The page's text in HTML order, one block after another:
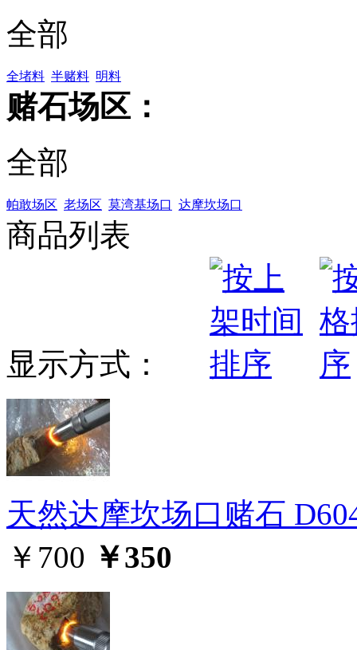
全部
全堵料 半赌料 明料
赌石场区：
全部
帕敢场区 老场区 莫湾基场口 达摩坎场口
商品列表
显示方式：
天然达摩坎场口赌石
￥700 ￥350